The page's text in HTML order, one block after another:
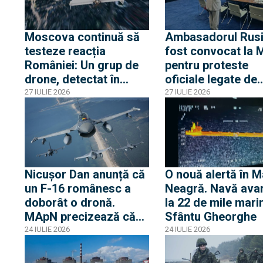
Moscova continuă să
testeze reacția
României: Un grup de
drone, detectat în
proximitatea frontierei
fluviale cu Ucraina
27 IULIE 2026
Ambasadorul
fost convocat la
pentru proteste
oficiale legate de
incursiunile cu
Ambasadorul
Moscova, chemat
acasă pentru
consultări
27 IULIE 2026
Nicușor Dan anunță că
un F-16 românesc a
doborât o dronă.
MApN precizează că
drona a survolat
teritoriul național pe
traiectul Sulina-Brăila-
24 IULIE 2026
O nouă alertă în
Neagră. Navă
la 22 de mile
Sfântu Gheorghe
24 IULIE 2026